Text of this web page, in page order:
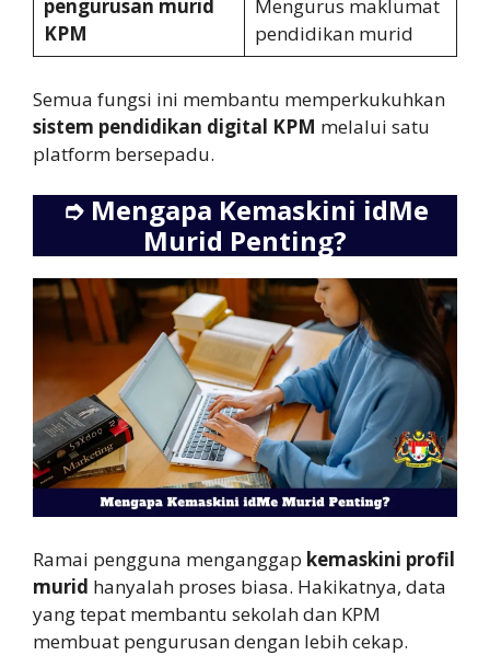
pengurusan murid
KPM
Mengurus maklumat
pendidikan murid
Semua fungsi ini membantu memperkukuhkan
sistem pendidikan digital KPM melalui satu
platform bersepadu.
➮ Mengapa Kemaskini idMe
Murid Penting?
Ramai pengguna menganggap kemaskini profil
murid hanyalah proses biasa. Hakikatnya, data
yang tepat membantu sekolah dan KPM
membuat pengurusan dengan lebih cekap.